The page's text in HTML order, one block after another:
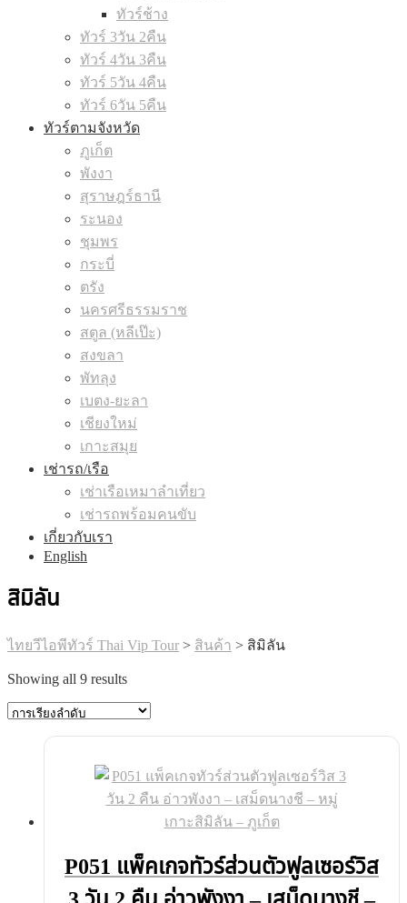
ทัวร์ช้าง
ทัวร์ 3วัน 2คืน
ทัวร์ 4วัน 3คืน
ทัวร์ 5วัน 4คืน
ทัวร์ 6วัน 5คืน
ทัวร์ตามจังหวัด
ภูเก็ต
พังงา
สุราษฎร์ธานี
ระนอง
ชุมพร
กระบี่
ตรัง
นครศรีธรรมราช
สตูล (หลีเป๊ะ)
สงขลา
พัทลุง
เบตง-ยะลา
เชียงใหม่
เกาะสมุย
เช่ารถ/เรือ
เช่าเรือเหมาลำเที่ยว
เช่ารถพร้อมคนขับ
เกี่ยวกับเรา
English
สิมิลัน
ไทยวีไอพีทัวร์ Thai Vip Tour > สินค้า > สิมิลัน
Showing all 9 results
P051 แพ็คเกจทัวร์ส่วนตัวฟูลเซอร์วิส